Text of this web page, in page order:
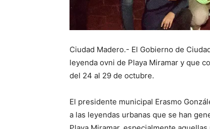
Ciudad Madero.- El Gobierno de
leyenda ovni de Playa Miramar y que
del 24 al 29 de octubre.
El presidente municipal Erasmo
a las leyendas urbanas que se han